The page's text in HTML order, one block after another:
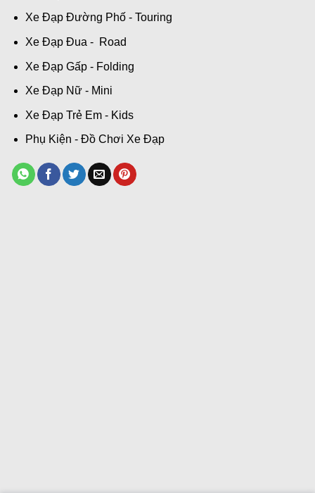
Xe Đạp Đường Phố - Touring
Xe Đạp Đua - Road
Xe Đạp Gấp - Folding
Xe Đạp Nữ - Mini
Xe Đạp Trẻ Em - Kids
Phụ Kiện - Đồ Chơi Xe Đạp